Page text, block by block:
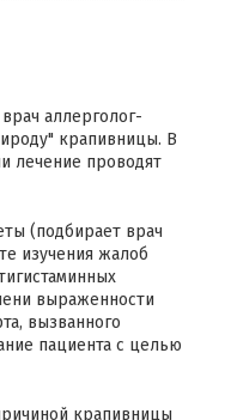
аллерголог-
крапивницы. В
лечение проводят
(подбирает врач
изучения жалоб
выраженности
вызванного
пациента с целью
крапивницы